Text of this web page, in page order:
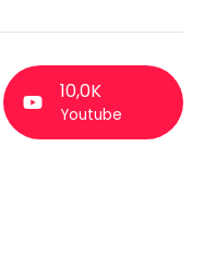
10,0K
Youtube